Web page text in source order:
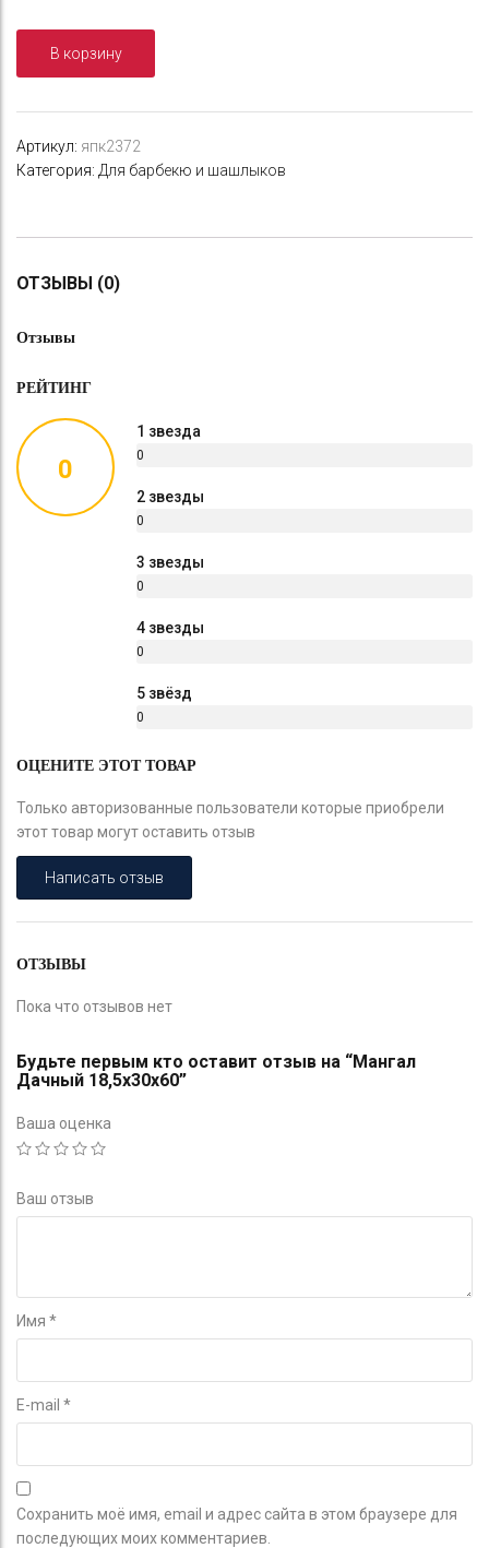
В корзину
Артикул: япк2372
Категория: Для барбекю и шашлыков
ОТЗЫВЫ (0)
Отзывы
РЕЙТИНГ
0
1 звезда
0
2 звезды
0
3 звезды
0
4 звезды
0
5 звёзд
0
ОЦЕНИТЕ ЭТОТ ТОВАР
Только авторизованные пользователи которые приобрели
этот товар могут оставить отзыв
Написать отзыв
ОТЗЫВЫ
Пока что отзывов нет
Будьте первым кто оставит отзыв на “Мангал
Дачный 18,5х30х60”
Ваша оценка
Ваш отзыв
Имя *
E-mail *
Сохранить моё имя, email и адрес сайта в этом браузере для
последующих моих комментариев.